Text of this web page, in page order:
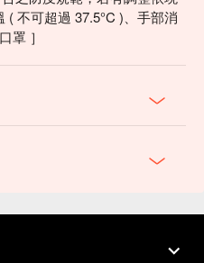
不可超過 37.5°C )、手部消
罩 ］